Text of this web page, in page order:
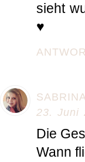
sieht
♥
23. Juni
Die
Wann